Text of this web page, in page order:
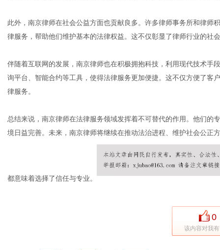
此外，南京律师在社会公益方面也贡献良多。许多律师事务所和律师
律服务，帮助他们维护基本的法律权益。这不仅彰显了律师行业的社
伴随着互联网的发展，南京律师也在积极拥抱科技，利用现代技术手
询平台、智能合约等工具，使得法律服务更加便捷。这不仅方便了客
律服务。
总结来说，南京律师在法律服务领域发挥着不可替代的作用。他们的
境日益完善。未来，南京律师将继续在推动法治进程、维护社会公正
都意味着选择了信任与专业。
0
该内容对我